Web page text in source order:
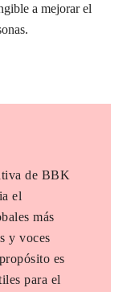
a mejorar el
de BBK
el
más
y voces
es
para el